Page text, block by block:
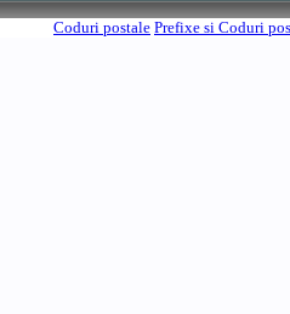
Coduri postale Prefixe si Coduri